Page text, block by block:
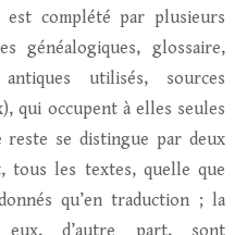
est complété par plusieurs
généalogiques, glossaire,
utilisés, sources
qui occupent à elles seules
se distingue par deux
tous les textes, quelle que
qu’en traduction ; la